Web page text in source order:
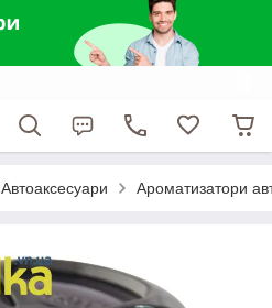
Автоаксесуари Ароматизатори